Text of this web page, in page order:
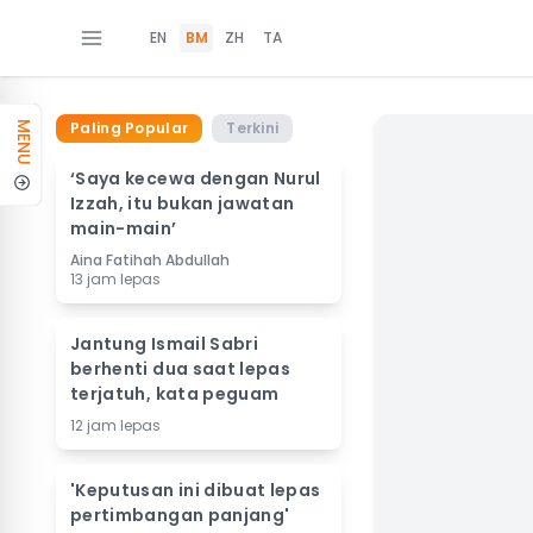
EN BM ZH TA
MENU Paling Popular Terkini
‘Saya kecewa dengan Nurul
Izzah, itu bukan jawatan
main-main’
Aina Fatihah Abdullah
13 jam lepas
Jantung Ismail Sabri
berhenti dua saat lepas
terjatuh, kata peguam
12 jam lepas
'Keputusan ini dibuat lepas
pertimbangan panjang'